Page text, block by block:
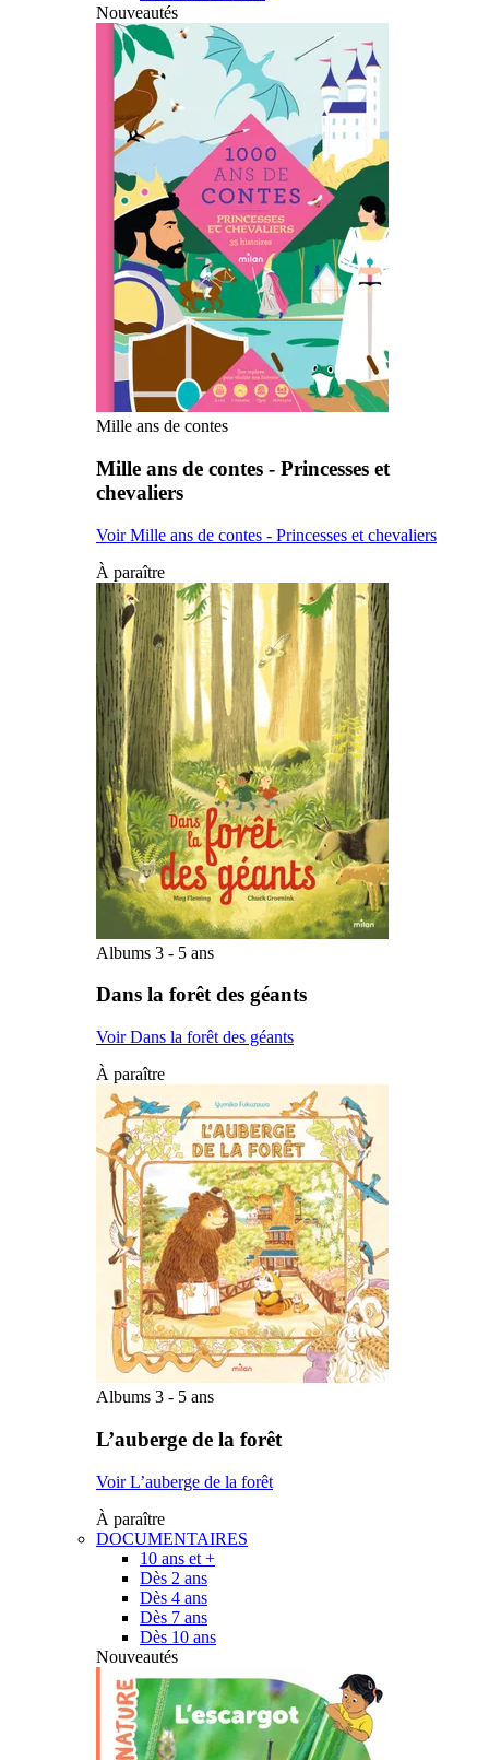
Nouveautés
Mille ans de contes
Mille ans de contes - Princesses et
chevaliers
Voir Mille ans de contes - Princesses et chevaliers
À paraître
Albums 3 - 5 ans
Dans la forêt des géants
Voir Dans la forêt des géants
À paraître
Albums 3 - 5 ans
L’auberge de la forêt
Voir L’auberge de la forêt
À paraître
DOCUMENTAIRES
10 ans et +
Dès 2 ans
Dès 4 ans
Dès 7 ans
Dès 10 ans
Nouveautés